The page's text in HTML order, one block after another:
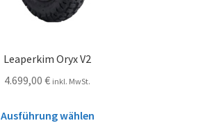
Leaperkim Oryx V2
4.699,00 € inkl. MwSt.
Ausführung wählen